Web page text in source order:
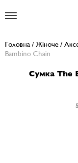
Головна / Жіноче /
Bambino Chain
Сумка The